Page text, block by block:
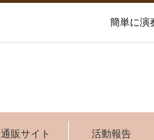
簡単に演
通販サイト 活動報告